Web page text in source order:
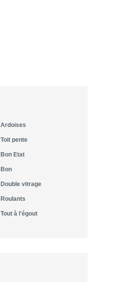
Ardoises
Toit pente
Bon Etat
Bon
Double vitrage
Roulants
Tout à l'égout